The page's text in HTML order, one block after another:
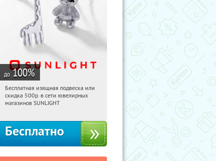
до 100%
04:05:32 Получили:
Россия
Бесплатная изящная подвеска или
скидка 500р. в сети ювелирных
магазинов SUNLIGHT
Бесплатно